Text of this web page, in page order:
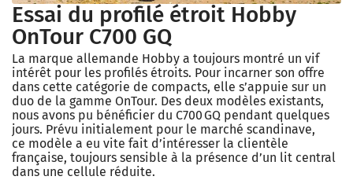
Essai du profilé étroit Hobby
OnTour C700 GQ
La marque allemande Hobby a toujours montré un vif
intérêt pour les profilés étroits. Pour incarner son offre
dans cette catégorie de compacts, elle s’appuie sur un
duo de la gamme OnTour. Des deux modèles existants,
nous avons pu bénéficier du C700 GQ pendant quelques
jours. Prévu initialement pour le marché scandinave,
ce modèle a eu vite fait d’intéresser la clientèle
française, toujours sensible à la présence d’un lit central
dans une cellule réduite.